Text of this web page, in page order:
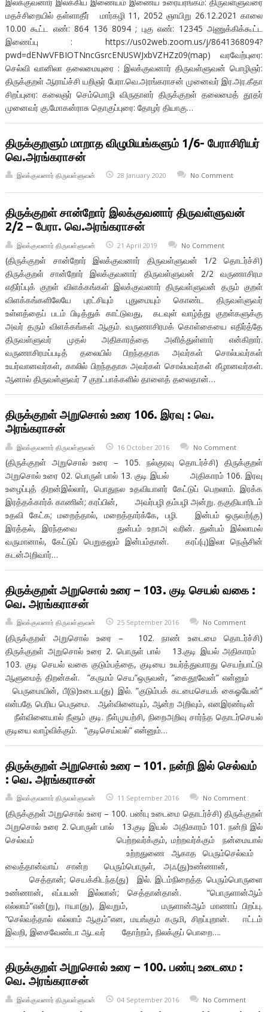
மதச்சிறையில் தள்ளாதீர் மார்கழி 11, 2052 ஞாயிறு 26.12.2021 காலை
10.00 கூட்ட எண்: 864 136 8094 ; புகு எண்: 12345 அணுக்கிக்கூட்ட
இணைப்பு : https://us02web.zoom.us/j/8641368094?
pwd=dENwVFBIOTNncGsrcENUSWJxbVZHZz09(map) வரவேற்புரை:
செல்வி வானிலா தலைமையுரை : இலக்குவனார் திருவள்ளுவன் பொழிஞர்:
திருக்குறள் ஆராய்ச்சி யறிஞர் பேரா.வெ.அரங்கராசன் முனைவர் இர.அர.கீதா
சிறப்புரை: கலைஞர் செம்மொழி விருதாளர் திருக்குறள் தலைமைத் தூதர்
முனைவர் கு.மோகன்ராசு தொகுப்புரை: தோழர் தியாகு…
திருக்குறளும் மாறாத விழுமியங்களும் 1/6- பேராசிரியர்
வெ.அரங்கராசன்
இலக்குவனார் திருவள்ளுவன் 28 January 2020 No Comment
திருக்குறள் சான்றோர் இலக்குவனார் திருவள்ளுவன்
2/2 – பேரா. வெ.அரங்கராசன்
இலக்குவனார் திருவள்ளுவன் 21 April 2019 No Comment
(திருக்குறள் சான்றோர் இலக்குவனார் திருவள்ளுவன் 1/2 தொடர்ச்சி)
திருக்குறள் சான்றோர் இலக்குவனார் திருவள்ளுவன் 2/2 வருணாசிரம
எதிர்ப்புக் குறள் விளக்கங்கள் இலக்குவனார் திருவள்ளுவன் தரும் குறள்
விளக்கங்களிலேயே புரட்சியும் புதுமையும் கொண்ட திருவள்ளுவர்
உள்ளத்தைப் படம் பிடித்துக் காட்டுவது, கடவுள் வாழ்த்து குறள்களுக்கு
அவர் தரும் விளக்கங்கள் ஆகும். வருணாசிரமக் கொள்கையை எதிர்த்தே
திருவள்ளுவர் முதல் அதிகாரத்தை அளித்துள்ளார் என்கிறார்.
வருணாசிரமப்படித் தலையில் பிறந்ததாக அவர்கள் சொல்பவர்கள்
உயர்வானவர்கள், காலில் பிறந்ததாக அவர்கள் சொல்பவர்கள் கீழானவர்கள்.
ஆனால் திருவள்ளுவர் 7 குறட்பாக்களில் தாளைத் தலைதான்…
திருக்குறள் அறுசொல் உரை 106. இரவு : வெ.
அரங்கராசன்
இலக்குவனார் திருவள்ளுவன் 16 October 2016 No Comment
(திருக்குறள் அறுசொல் உரை – 105. நல்குரவு தொடர்ச்சி) திருக்குறள்
அறுசொல் உரை 02. பொருள் பால் 13. குடி இயல் அதிகாரம் 106. இரவு
உழைப்புத் திறன்இல்லார், பொதுநல உதவியாளர் கேட்டுப் பெறலாம். இரக்க
இரத்தக்கார்க் காணின்; கரப்பின், அவர்பழி தம்பழி அன்று. தகுதியாரிடம்
உதவி கேட்க; மறைத்தால், மறைத்தார்க்கே, பழி. இன்பம் ஒருவற்(கு)
இரத்தல், இரந்தவை துன்பம் உறாஅ வரின். துன்பம் இல்லாமல்
வருமானால், கேட்டுப் பெறுதலும் இன்பம்தான். கரப்(பு)இலா நெஞ்சின்
கடன்அறிவார்…
திருக்குறள் அறுசொல் உரை – 103. குடி செயல் வகை :
வெ. அரங்கராசன்
இலக்குவனார் திருவள்ளுவன் 25 September 2016 No Comment
(திருக்குறள் அறுசொல் உரை – 102. நாண் உடைமை தொடர்ச்சி)
திருக்குறள் அறுசொல் உரை 2. பொருள் பால் 13.குடி இயல் அதிகாரம்
103. குடி செயல் வகை குடும்பத்தை, குடியை உயர்த்துவாரது செயற்பாட்டு
ஆளுமைத் திறன்கள். ”கருமம் செய”ஒருவன், ”கைதூவேன்” என்னும்
பெருமையின், பீ(டு)உடைய(து) இல். ”குடும்பக் கடமைசெயக் கைஓயேன்”
என்பதே பெரிய பெருமை. ஆள்வினையும், ஆன்ற அறிவும், எனஇரண்டின்
நீள்வினையால் நீளும் குடி. நீள்முயற்சி, நிறைஅறிவு சார்ந்த தொடர்செயல்
குடியை வாழ்விக்கும். “குடிசெய்வல்” என்னும்…
திருக்குறள் அறுசொல் உரை – 101. நன்றி இல் செல்வம்
: வெ. அரங்கராசன்
இலக்குவனார் திருவள்ளுவன் 11 September 2016 No Comment
(திருக்குறள் அறுசொல் உரை – 100. பண்பு உடைமை தொடர்ச்சி) திருக்குறள்
அறுசொல் உரை 2. பொருள் பால் 13.குடி இயல் அதிகாரம் 101. நன்றி இல்
செல்வம் பெற்றவர்க்கும், மற்றவர்க்கும் நன்மையால்
உற்றதுணை ஆகாத பெரும்செல்வம்
வைத்தான்வாய் சான்ற பெரும்பொருள், அஃ(து)உண்ணான்,
செத்தான்; செயக்கிடந்த(து) இல். இடம்நிறைத்த பெரும்பொருளை
உண்ணான், எப்பயன் இல்லான்; செத்தான்தான். “பொருளான்ஆம்
எல்லாம்”என்(று), ஈயா(து), இவறும், மருளான்ஆம் மாணாப் பிறப்பு.
“செல்வத்தால் எல்லாம் ஆகும்”என, மயங்கும் கருமி, சிறப்புறான். ஈட்டம்
இவறி, இசைவேண்டா ஆடவர் தோற்றம், நிலக்குப் பொறை….
திருக்குறள் அறுசொல் உரை – 100. பண்பு உடைமை :
வெ. அரங்கராசன்
இலக்குவனார் திருவள்ளுவன் 04 September 2016 No Comment